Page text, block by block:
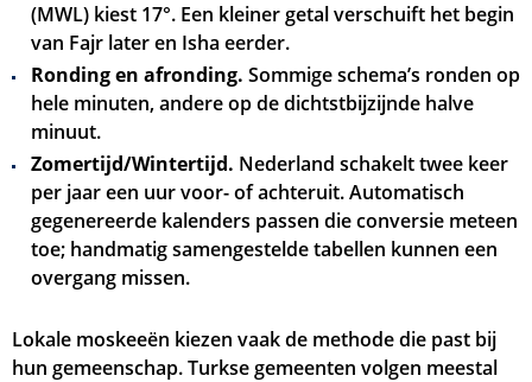
(MWL) kiest 17°. Een kleiner getal verschuift het begin
van Fajr later en Isha eerder.
Ronding en afronding. Sommige schema’s ronden op
hele minuten, andere op de dichtstbijzijnde halve
minuut.
Zomertijd/Wintertijd. Nederland schakelt twee keer
per jaar een uur voor- of achteruit. Automatisch
gegenereerde kalenders passen die conversie meteen
toe; handmatig samengestelde tabellen kunnen een
overgang missen.
Lokale moskeeën kiezen vaak de methode die past bij
hun gemeenschap. Turkse gemeenten volgen meestal